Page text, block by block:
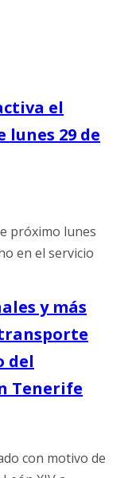
el
29 de
próximo lunes
en el servicio
y más
transporte
del
Tenerife
con motivo de